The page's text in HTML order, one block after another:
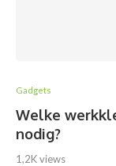
Gadgets
Welke
nodig?
1,2K views